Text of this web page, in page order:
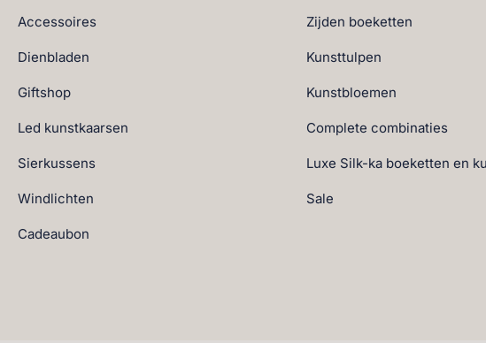
Accessoires
Dienbladen
Giftshop
Led kunstkaarsen
Sierkussens
Windlichten
Cadeaubon
Zijden boeketten
Kunsttulpen
Kunstbloemen
Complete combinaties
Luxe Silk-ka boeketten en
Sale